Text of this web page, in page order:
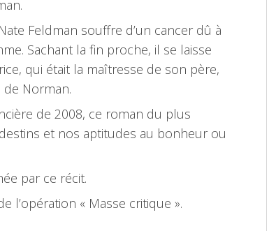
Feldman souffre d’un cancer dû à
Sachant la fin proche, il se laisse
qui était la maîtresse de son père,
Norman.
de 2008, ce roman du plus
et nos aptitudes au bonheur ou
par ce récit.
l’opération « Masse critique ».